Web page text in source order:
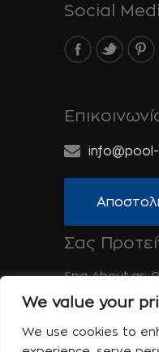
We value your
We use cookies to
Social
Σας
Spa-About.gr:
Tinos-About.gr: